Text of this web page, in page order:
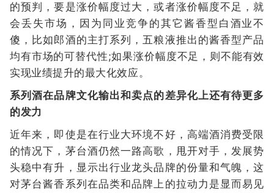
的预判，要是涨价幅度过大，或者涨价幅度不足，就
会丢失市场，因为同业竞争的其它酱香型白酒业不
傻，比如郎酒的主打系列，五粮液推出的酱香型产品
均有市场的可替代性;如果涨价幅度不足，则不能有效
实现业绩提升的最大化效应。
系列酒在品牌文化输出和卖点的差异化上还有待更多
的发力
近年来，即使是在行业大环境不好，高端酒消费受限
的情况下，茅台酒仍然一路高歌，甩开对手，发展势
头稳中有升，显示出行业龙头品牌的份量和气魄，这
对茅台酱香系列在品类和品牌上的拉动力是显而易见